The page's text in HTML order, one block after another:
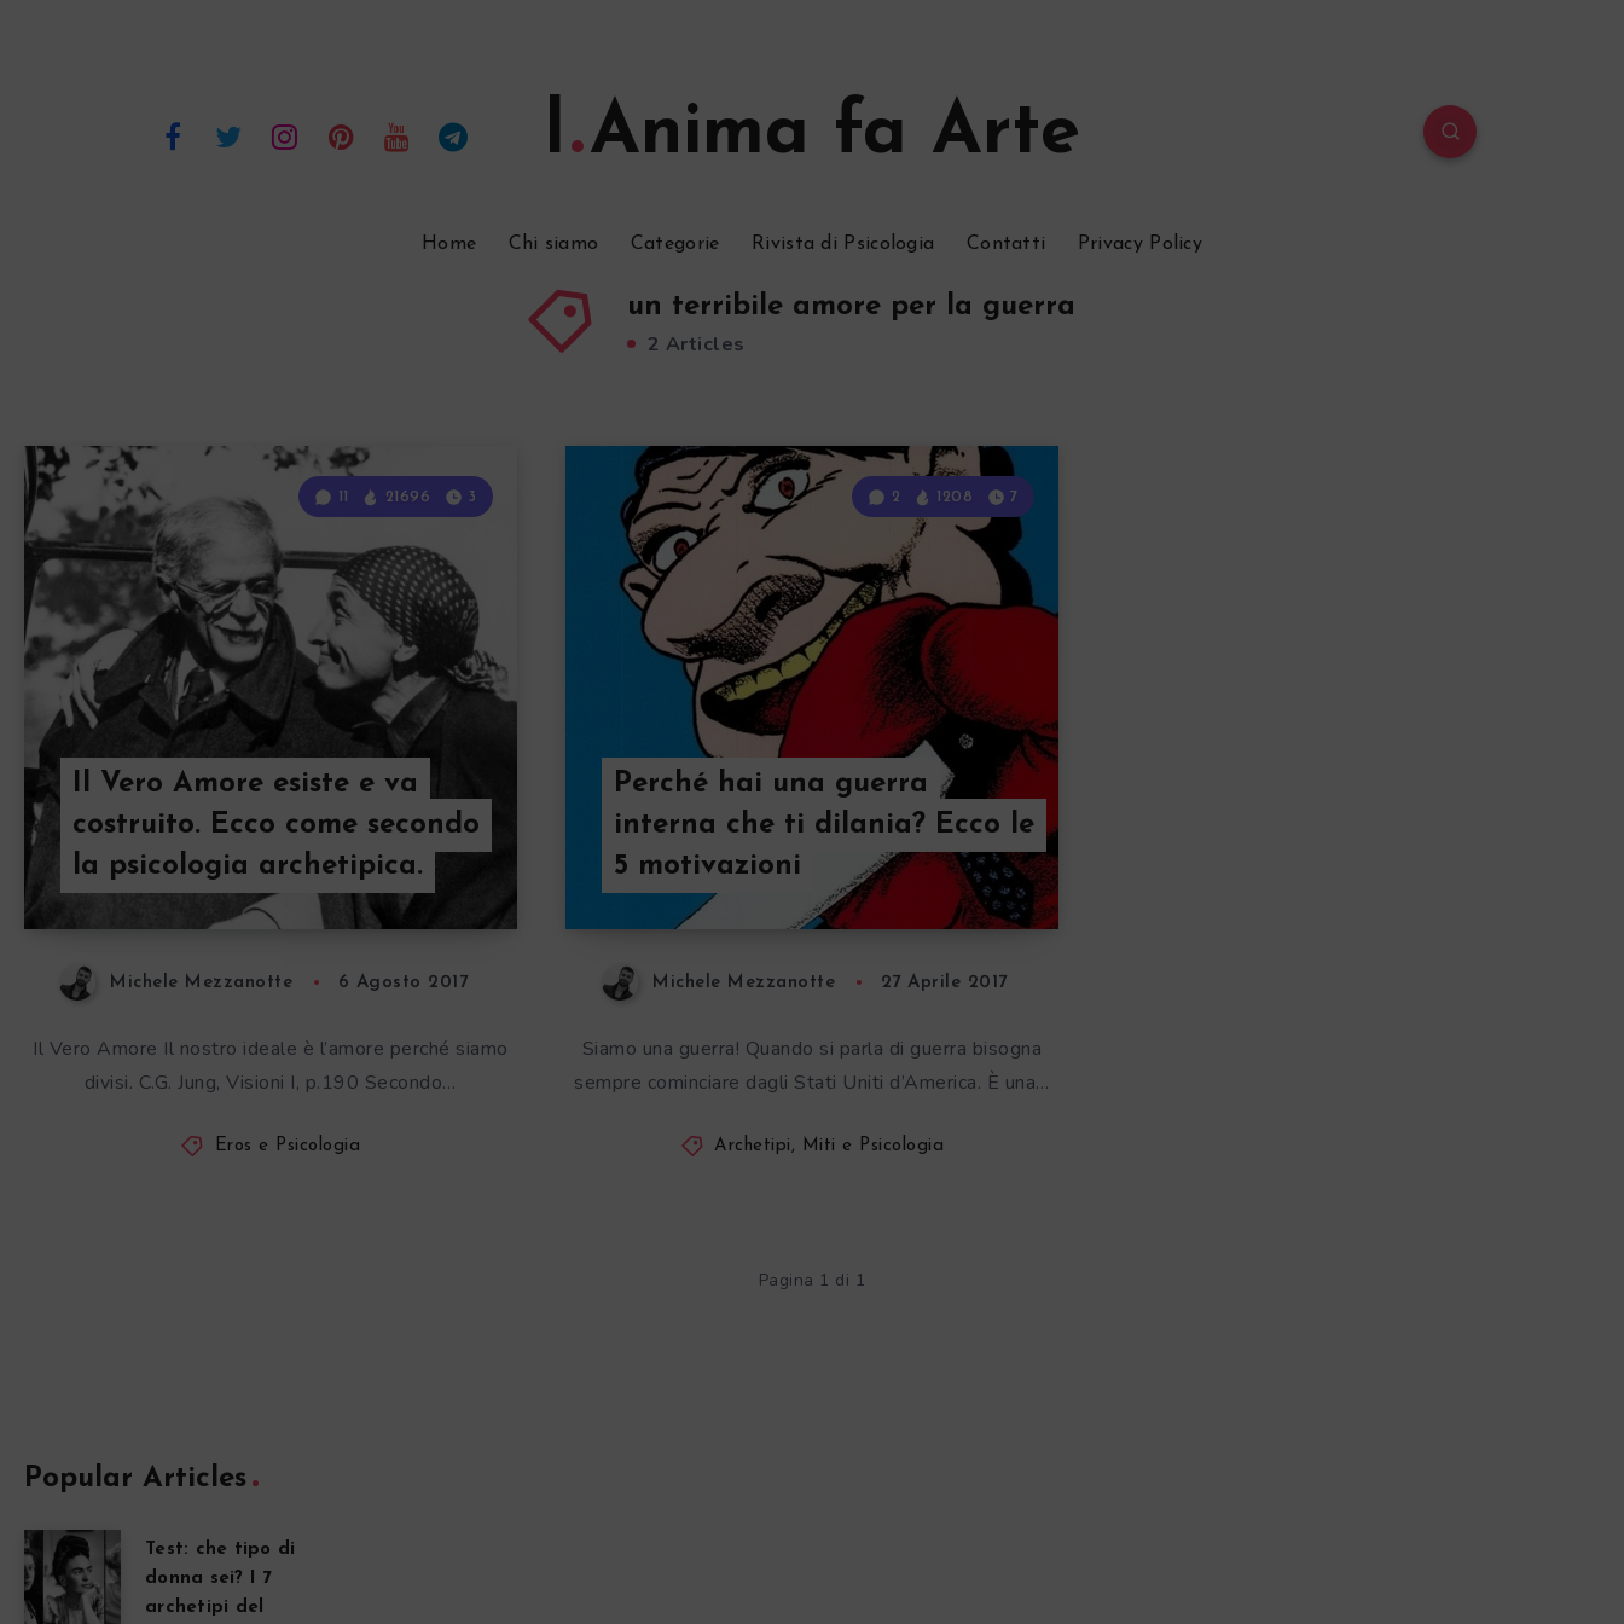
l Anima fa Arte
Home Chi siamo Categorie Rivista di Psicologia Contatti Privacy Policy
un terribile amore per la guerra
2 Articles
Il Vero Amore esiste e va
costruito. Ecco come secondo
la psicologia archetipica.
11 21696 3
Michele Mezzanotte 6 Agosto 2017
Il Vero Amore Il nostro ideale è l’amore perché siamo
divisi. C.G. Jung, Visioni I, p.190 Secondo…
Eros e Psicologia
Perché hai una guerra
interna che ti dilania? Ecco le
5 motivazioni
2 1208 7
Michele Mezzanotte 27 Aprile 2017
Siamo una guerra! Quando si parla di guerra bisogna
sempre cominciare dagli Stati Uniti d’America. È una…
Archetipi, Miti e Psicologia
Pagina 1 di 1
Popular Articles
Test: che tipo di
donna sei? I 7
archetipi del